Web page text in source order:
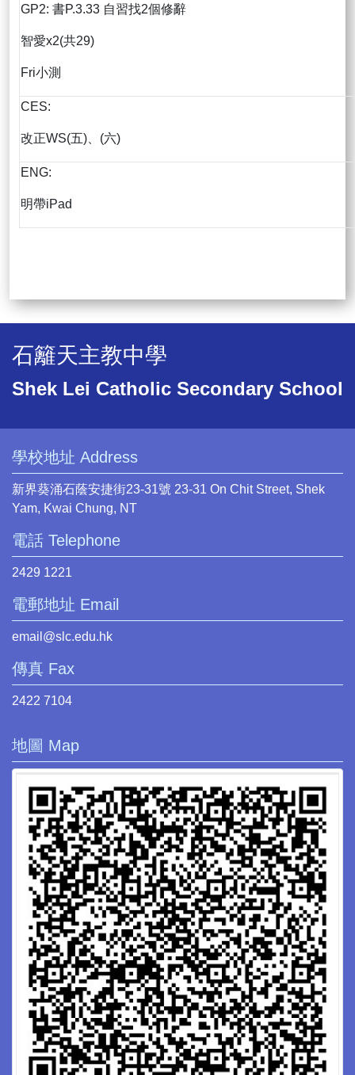
GP2: 書P.3.33 自習找2個修辭
智愛x2(共29)
Fri小測
CES:
改正WS(五)、(六)
ENG:
明帶iPad
石籬天主教中學
Shek Lei Catholic Secondary School
學校地址 Address
新界葵涌石蔭安捷街23-31號 23-31 On Chit Street, Shek
Yam, Kwai Chung, NT
電話 Telephone
2429 1221
電郵地址 Email
email@slc.edu.hk
傳真 Fax
2422 7104
地圖 Map